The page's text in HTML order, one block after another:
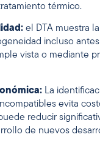
térmico.
el DTA muestra
incluso
vista o mediante
La
evita
reducir
de nuevos